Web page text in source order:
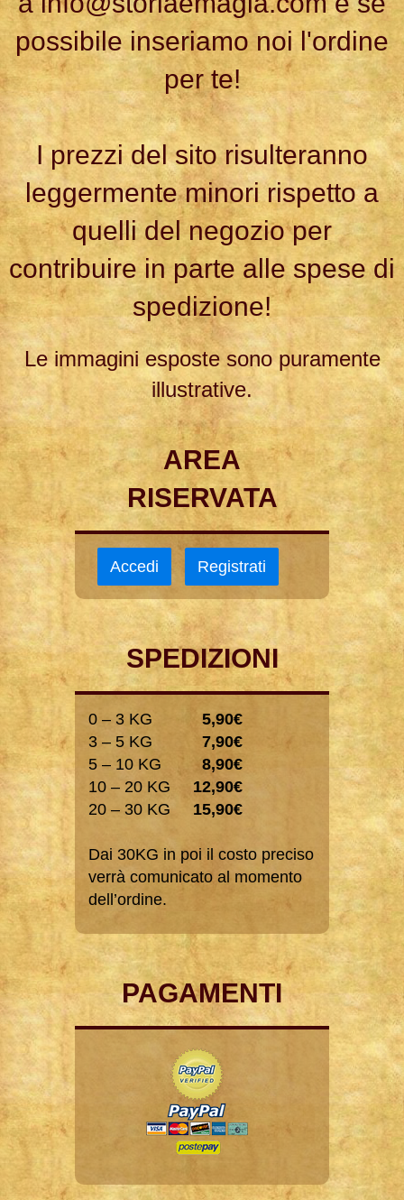
possibile inseriamo noi l'ordine
per te!
I prezzi del sito risulteranno
leggermente minori rispetto a
quelli del negozio per
contribuire in parte alle spese di
spedizione!
Le immagini esposte sono puramente
illustrative.
AREA
RISERVATA
Accedi Registrati
SPEDIZIONI
0 – 3 KG 5,90€
3 – 5 KG 7,90€
5 – 10 KG 8,90€
10 – 20 KG 12,90€
20 – 30 KG 15,90€
Dai 30KG in poi il costo preciso
verrà comunicato al momento
dell’ordine.
PAGAMENTI